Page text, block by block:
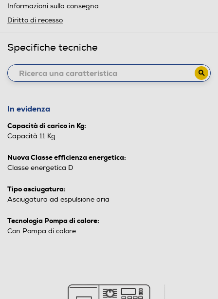
Informazioni sulla consegna
Diritto di recesso
Specifiche tecniche
In evidenza
Capacità di carico in Kg:
Capacità 11 Kg
Nuova Classe efficienza energetica:
Classe energetica D
Tipo asciugatura:
Asciugatura ad espulsione aria
Tecnologia Pompa di calore:
Con Pompa di calore